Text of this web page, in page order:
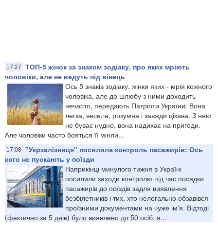
17:27
ТОП-5 жінок за знаком зодіаку, про яких мріють
чоловіки, але не ведуть під вінець
Ось 5 знаків зодіаку, жінки яких - мрія кожного
чоловіка, але до шлюбу з ними доходить
нечасто, передають Патріоти України. Вона
легка, весела, розумна і завжди цікава. З нею
не буває нудно, вона надихає на пригоди.
Але чоловіки часто бояться її мінли...
17:08 "Укрзалізниця" посилила контроль пасажирів: Ось
кого не пускають у поїзди
Наприкінці минулого тижня в Україні
посилили заходи контролю під час посадки
пасажирів до поїздів задля виявлення
безбілетників і тих, хто нелегально обзавівся
проїзними документами на чуже ім'я. Відтоді
(фактично за 5 днів) було виявлено до 50 осіб, я...